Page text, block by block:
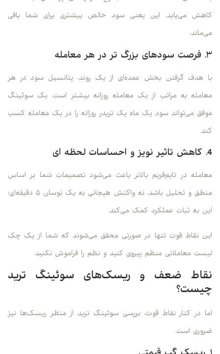
کاهش می‌یابد. این یعنی سود خالص بیشتری برای شما باقی
می‌ماند.
۳. فرصت سودهای بزرگ ‌تر در هر معامله
با هدف گرفتن بخش عمده‌ای از یک روند، پتانسیل سود در هر
معامله به مراتب از یک معامله روزانه بیشتر است. یک سوئینگ
موفق می‌تواند سود یک ماه یک تریدر روزانه را در یک معامله کسب
کند.
4. کاهش تاثیر نویز و احساسات لحظه ‌ای
معامله در تایم‌فریم بالاتر باعث می‌شود تصمیمات شما بر اساس
منطق و تحلیل باشد، نه واکنش هیجانی به یک نوسان ۵ دقیقه‌ای؛
این به ثبات عملکرد کمک می‌کند.
این نقاط قوت تنها در صورتی محقق می‌شوند که شما از یک چک‌
لیست معاملاتی منظم پیروی کنید و نظم را فراموش نکنید.
نقاط ضعف و ریسک‌های سوئینگ ترید
چیست؟
اما در کنار نقاط قوت، بررسی سوئینگ ترید از منظر ریسک‌ها نیز
ضروری است.